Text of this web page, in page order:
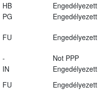
HB
Engedélyezett
PG
Engedélyezett
FU Engedélyezett
-
Not PPP
IN
Engedélyezett
FU
Engedélyezett